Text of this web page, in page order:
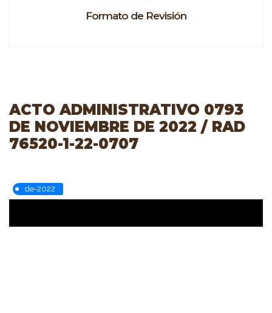
Formato de Revisión
ACTO ADMINISTRATIVO 0793
DE NOVIEMBRE DE 2022 / RAD
76520-1-22-0707
de-2022